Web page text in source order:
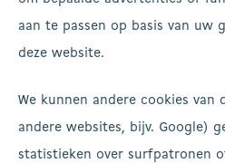
aan te passen op basis van uw
deze website.
We kunnen andere cookies van
andere websites, bijv. Google)
statistieken over surfpatronen